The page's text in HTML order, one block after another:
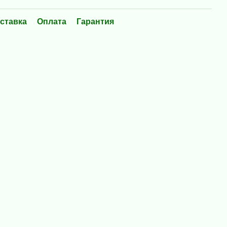
Оплата Гарантия